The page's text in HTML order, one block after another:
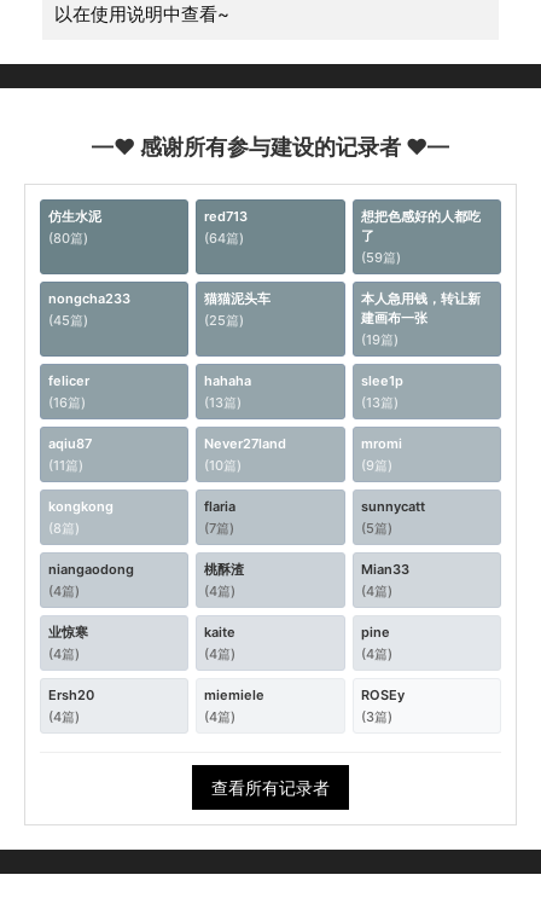
以在使用说明中查看~
—♥ 感谢所有参与建设的记录者 ♥—
仿生水泥
(80篇)
red713
(64篇)
想把色感好的人都吃
了
(59篇)
nongcha233
(45篇)
猫猫泥头车
(25篇)
本人急用钱，转让新
建画布一张
(19篇)
felicer
(16篇)
hahaha
(13篇)
slee1p
(13篇)
aqiu87
(11篇)
Never27land
(10篇)
mromi
(9篇)
kongkong
(8篇)
flaria
(7篇)
sunnycatt
(5篇)
niangaodong
(4篇)
桃酥渣
(4篇)
Mian33
(4篇)
业惊寒
(4篇)
kaite
(4篇)
pine
(4篇)
Ersh20
(4篇)
miemiele
(4篇)
ROSEy
(3篇)
查看所有记录者